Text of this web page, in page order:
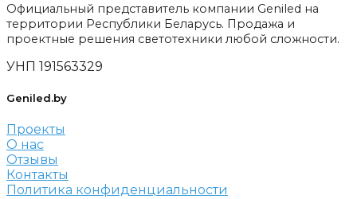
Официальный представитель компании Geniled на
территории Республики Беларусь. Продажа и
проектные решения светотехники любой сложности.
УНП 191563329
Geniled.by
Проекты
О нас
Отзывы
Контакты
Политика конфиденциальности